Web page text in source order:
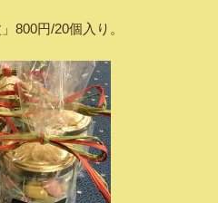
800円/20個入り。